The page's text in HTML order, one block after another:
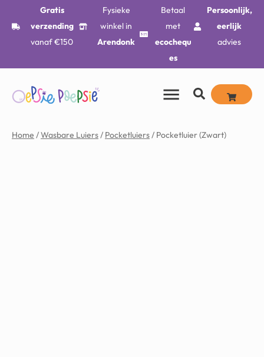
Gratis
verzending
vanaf €150
Fysieke
winkel in
Arendonk
Betaal
met
ecochequ
es
Persoonlijk,
eerlijk
advies
Home /Wasbare Luiers/ Pocketluiers/ Pocketluier (Zwart)